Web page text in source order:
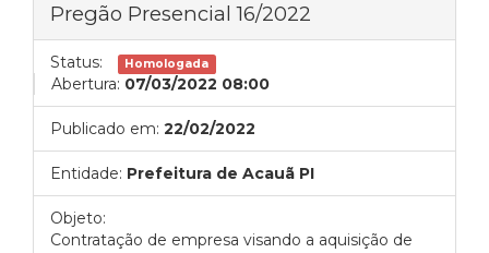
Pregão Presencial 16/2022
Status: Homologada
Abertura: 07/03/2022 08:00
Publicado em: 22/02/2022
Entidade: Prefeitura de Acauã PI
Objeto:
Contratação de empresa visando a aquisição de